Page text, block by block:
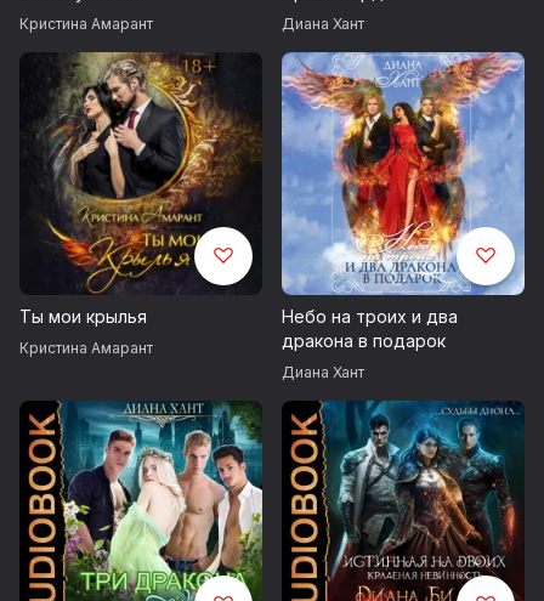
Кристина Амарант Диана Хант
Ты мои крылья
Кристина Амарант
Небо на троих и два
дракона в подарок
Диана Хант